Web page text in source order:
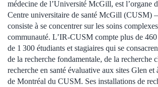
médecine de l’Université McGill, est l’organe
Centre universitaire de santé McGill (CUSM)
consiste à se concentrer sur les soins
communauté. L’IR-CUSM compte plus de 460
de 1 300 étudiants et stagiaires qui se
de la recherche fondamentale, de la recherche
recherche en santé évaluative aux sites Glen et
de Montréal du CUSM. Ses installations de